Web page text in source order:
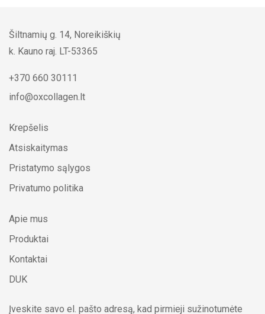
Šiltnamių g. 14, Noreikiškių
k. Kauno raj. LT-53365
+370 660 30111
info@oxcollagen.lt
Krepšelis
Atsiskaitymas
Pristatymo sąlygos
Privatumo politika
Apie mus
Produktai
Kontaktai
DUK
Įveskite savo el. pašto adresą, kad pirmieji sužinotumėte